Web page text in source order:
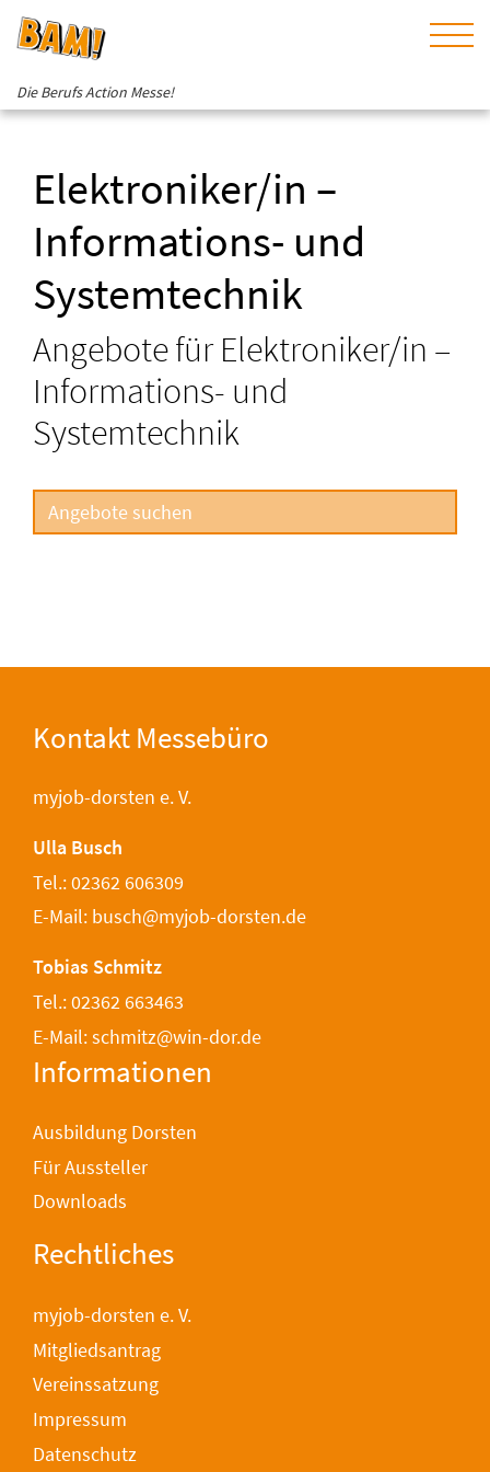
Die Berufs Action Messe!
Elektroniker/in –
Informations- und
Systemtechnik
Angebote für Elektroniker/in –
Informations- und
Systemtechnik
Kontakt Messebüro
myjob-dorsten e. V.
Ulla Busch
Tel.: 02362 606309
E-Mail: busch@myjob-dorsten.de
Tobias Schmitz
Tel.: 02362 663463
E-Mail: schmitz@win-dor.de
Informationen
Ausbildung Dorsten
Für Aussteller
Downloads
Rechtliches
myjob-dorsten e. V.
Mitgliedsantrag
Vereinssatzung
Impressum
Datenschutz